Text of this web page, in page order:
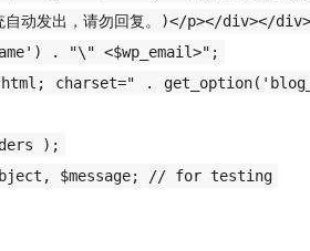
自动发出，请勿回复。)</p></div></
. "\" <$wp_email>";
html; charset=" .
);
$message; // for testing